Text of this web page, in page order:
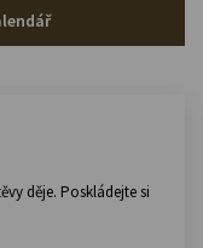
děje. Poskládejte si